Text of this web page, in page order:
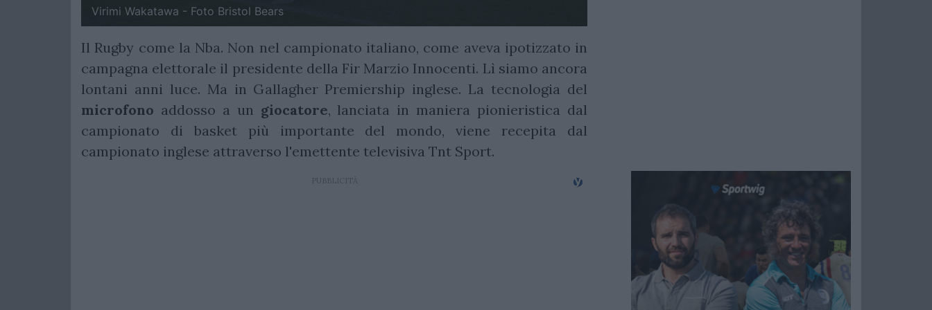
Virimi Wakatawa - Foto Bristol Bears
Il Rugby come la Nba. Non nel campionato italiano, come aveva ipotizzato in
campagna elettorale il presidente della Fir Marzio Innocenti. Lì siamo ancora
lontani anni luce. Ma in Gallagher Premiership inglese. La tecnologia del
microfono addosso a un giocatore, lanciata in maniera pionieristica dal
campionato di basket più importante del mondo, viene recepita dal
campionato inglese attraverso l'emettente televisiva Tnt Sport.